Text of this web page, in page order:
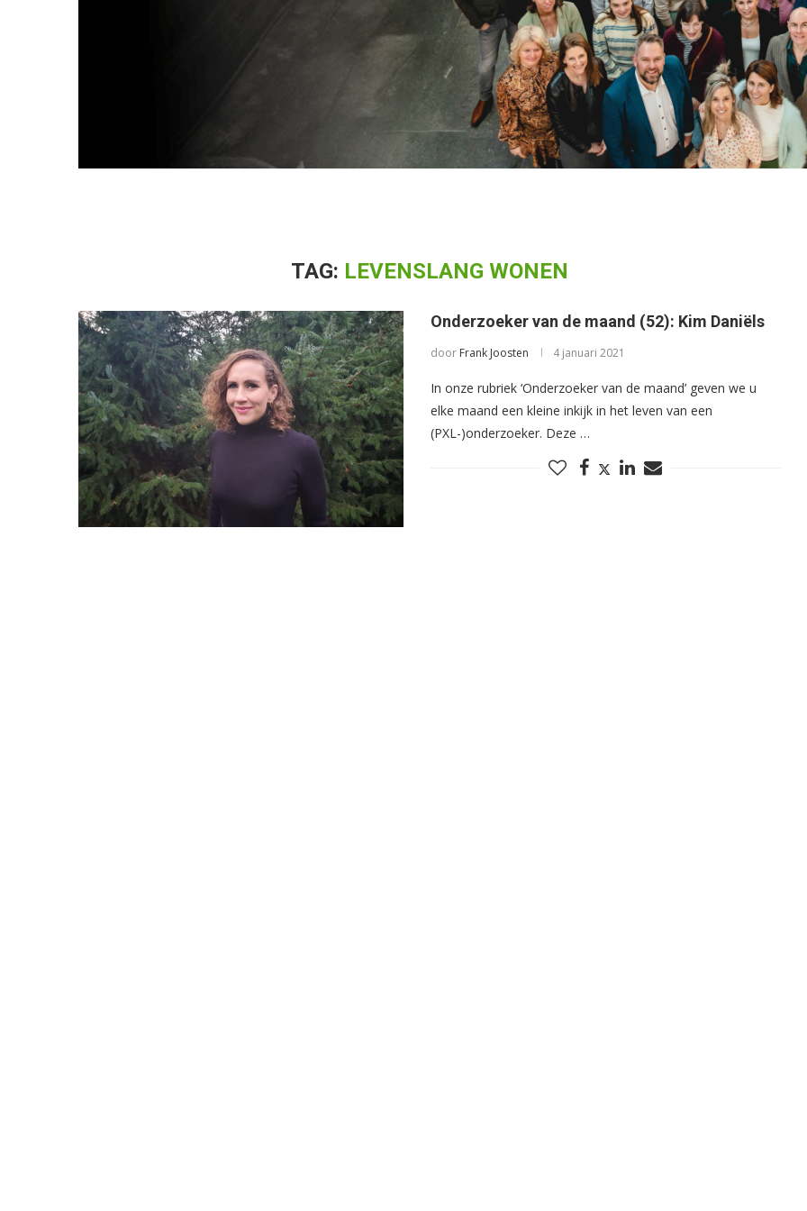
TAG: LEVENSLANG WONEN
Onderzoeker van de maand (52): Kim Daniëls
door Frank Joosten 4 januari 2021
In onze rubriek ‘Onderzoeker van de maand’ geven we u
elke maand een kleine inkijk in het leven van een
(PXL-)onderzoeker. Deze …